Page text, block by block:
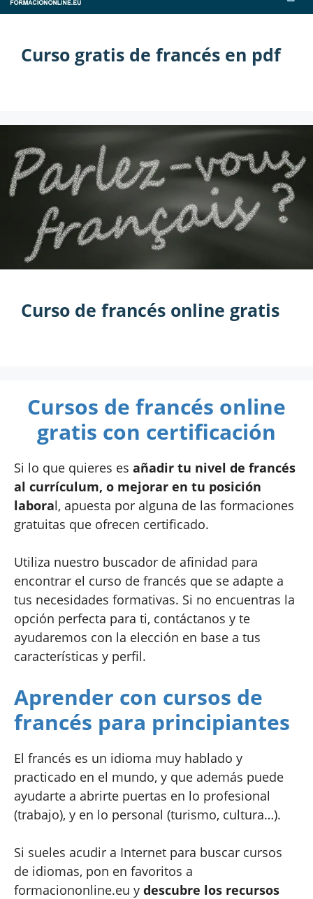
Curso gratis de francés en pdf
Curso de francés online gratis
Cursos de francés online
gratis con certificación
Si lo que quieres es añadir tu nivel de francés
al currículum, o mejorar en tu posición
laboral, apuesta por alguna de las formaciones
gratuitas que ofrecen certificado.
Utiliza nuestro buscador de afinidad para
encontrar el curso de francés que se adapte a
tus necesidades formativas. Si no encuentras la
opción perfecta para ti, contáctanos y te
ayudaremos con la elección en base a tus
características y perfil.
Aprender con cursos de
francés para principiantes
El francés es un idioma muy hablado y
practicado en el mundo, y que además puede
ayudarte a abrirte puertas en lo profesional
(trabajo), y en lo personal (turismo, cultura…).
Si sueles acudir a Internet para buscar cursos
de idiomas, pon en favoritos a
formaciononline.eu y descubre los recursos